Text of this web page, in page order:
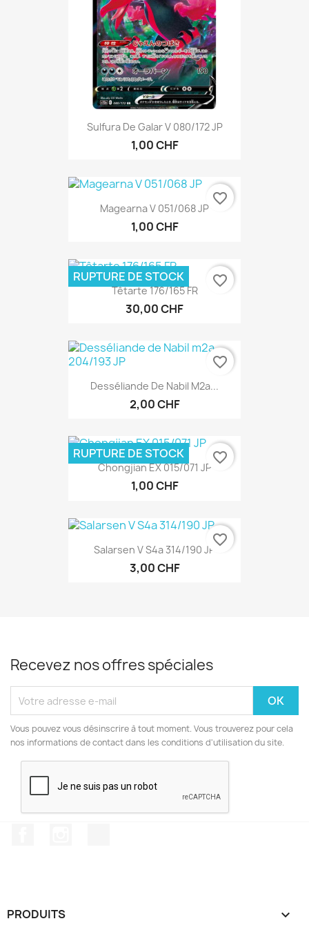
Sulfura De Galar V 080/172 JP
1,00 CHF
Magearna V 051/068 JP
1,00 CHF
favorite_border
Têtarte 176/165 FR
30,00 CHF
RUPTURE DE STOCK favorite_border
Desséliande De Nabil M2a...
2,00 CHF
favorite_border
Chongjian EX 015/071 JP
1,00 CHF
RUPTURE DE STOCK favorite_border
Salarsen V S4a 314/190 JP
3,00 CHF
favorite_border
Recevez nos offres spéciales
Vous pouvez vous désinscrire à tout moment. Vous trouverez pour cela
nos informations de contact dans les conditions d'utilisation du site.
PRODUITS 